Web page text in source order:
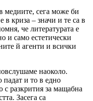
медиите, сега може би
в криза – значи и те са в
че литературата е
и само естетически
й агенти и всички
наоколо.
и то в едно
с разкрития за мащабна
Засега са